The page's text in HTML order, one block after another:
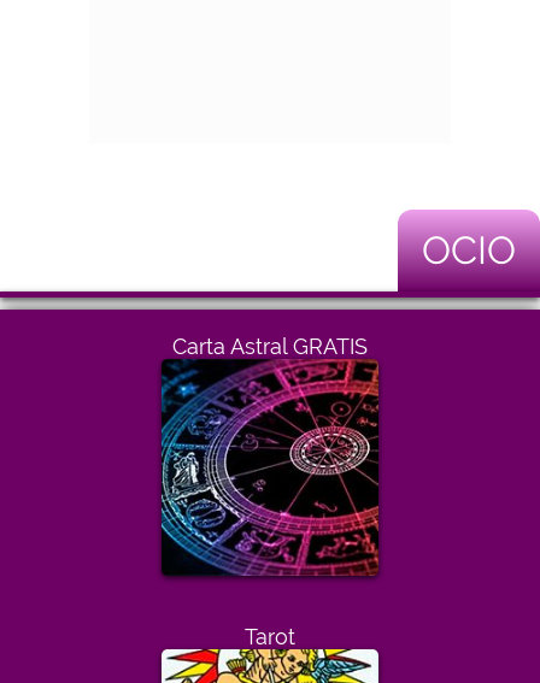
OCIO
Carta Astral GRATIS
Tarot